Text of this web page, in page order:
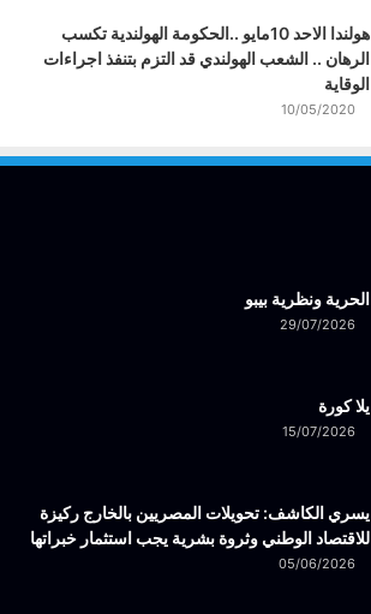
هولندا الاحد 10مايو ..الحكومة الهولندية تكسب
الرهان .. الشعب الهولندي قد التزم بتنفذ اجراءات
الوقاية
10/05/2020
الحرية ونظرية بيبو
29/07/2026
يلا كورة
15/07/2026
يسري الكاشف: تحويلات المصريين بالخارج ركيزة
للاقتصاد الوطني وثروة بشرية يجب استثمار خبراتها
05/06/2026